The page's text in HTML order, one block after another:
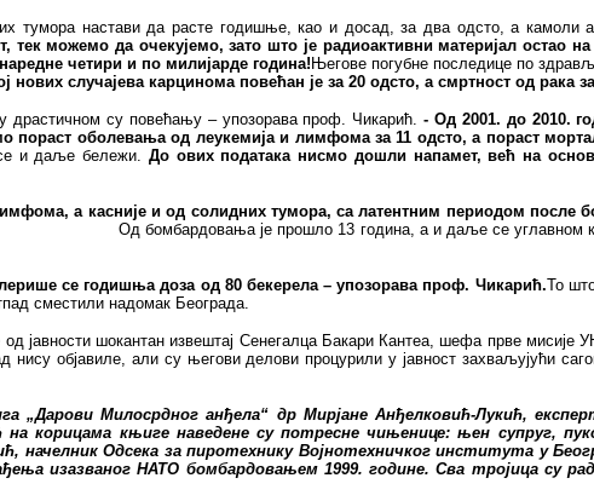
тумора настави да расте годишње, као и досад, за два одсто, а камоли
тек можемо да очекујемо, зато што је радиоактивни материјал
четири и по милијарде година! Његове погубне последице по
нових случајева карцинома повећан је за 20 одсто, а смртност од рака
драстичном су повећању – упозорава проф. Чикарић.- Од 2001. до 2010.
оболевања од леукемија и лимфома за 11 одсто, а пораст
и даље бележи. До ових података нисмо дошли напамет, већ на
а касније и од солидних тумора, са латентним периодом после
Од бомбардовања је прошло 13 година, а и даље се углавном
се годишња доза од 80 бекерела – упозорава проф. Чикарић.То
сместили надомак Београда.
јавности шокантан извештај Сенегалца Бакари Кантеа, шефа прве
објавиле, али су његови делови процурили у јавност захваљујући
„Дарови Милосрдног анђела“ др Мирјане Анђелковић-Лукић,
корицама књиге наведене су потресне чињенице: њен супруг,
Одсека за пиротехнику Војнотехничког института у
изазваног НАТО бомбардовањем 1999. године. Сва тројица су